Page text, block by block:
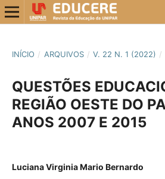
INÍCIO / ARQUIVOS / V. 22 N. 1 (2022) /
QUESTÕES
REGIÃO OESTE DO
ANOS 2007 E 2015
Luciana Virginia Mario Bernardo